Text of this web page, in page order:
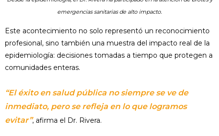
emergencias sanitarias de alto impacto.
Este acontecimiento no solo representó un reconocimiento
profesional, sino también una muestra del impacto real de la
epidemiología: decisiones tomadas a tiempo que protegen a
comunidades enteras.
“El éxito en salud pública no siempre se ve de
inmediato, pero se refleja en lo que logramos
evitar”, afirma el Dr. Rivera.